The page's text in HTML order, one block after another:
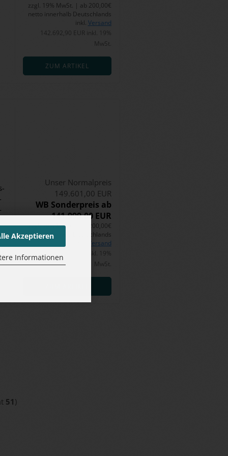
Akzeptieren
Informationen
zzgl. 19% MwSt. | ab 200,00€
netto innerhalb Deutschlands
inkl. Versand
142.692,90 EUR inkl. 19%
MwSt.
ZUM ARTIKEL
Unser Normalpreis
149.601,00 EUR
WB Sonderpreis ab
141.999,00 EUR
zzgl. 19% MwSt. | ab 200,00€
netto innerhalb Deutschlands
Versand
168.978,81 EUR inkl. 19%
MwSt.
51 )